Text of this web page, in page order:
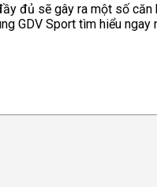
đủ sẽ gây ra một số
GDV Sport tìm hiểu ngay